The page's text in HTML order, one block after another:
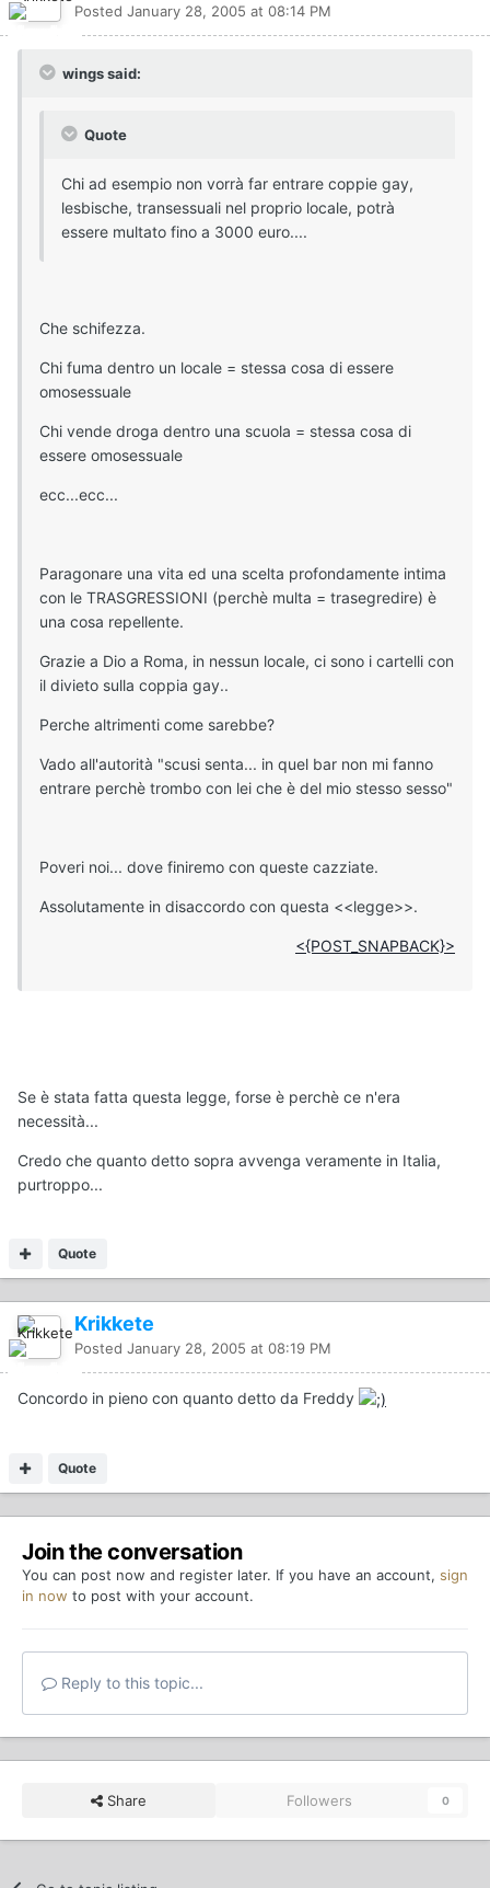
Posted January 28, 2005 at 08:14 PM
wings said:
Quote
Chi ad esempio non vorrà far entrare coppie gay,
lesbische, transessuali nel proprio locale, potrà
essere multato fino a 3000 euro....
Che schifezza.
Chi fuma dentro un locale = stessa cosa di essere
omosessuale
Chi vende droga dentro una scuola = stessa cosa di
essere omosessuale
ecc...ecc...
Paragonare una vita ed una scelta profondamente intima
con le TRASGRESSIONI (perchè multa = trasegredire) è
una cosa repellente.
Grazie a Dio a Roma, in nessun locale, ci sono i cartelli con
il divieto sulla coppia gay..
Perche altrimenti come sarebbe?
Vado all'autorità "scusi senta... in quel bar non mi fanno
entrare perchè trombo con lei che è del mio stesso sesso"
Poveri noi... dove finiremo con queste cazziate.
Assolutamente in disaccordo con questa <<legge>>.
<{POST_SNAPBACK}>
Se è stata fatta questa legge, forse è perchè ce n'era
necessità...
Credo che quanto detto sopra avvenga veramente in Italia,
purtroppo...
Quote
Krikkete
Posted January 28, 2005 at 08:19 PM
Concordo in pieno con quanto detto da Freddy
Quote
Join the conversation
You can post now and register later. If you have an account, sign
in now to post with your account.
Reply to this topic...
Share Followers 0